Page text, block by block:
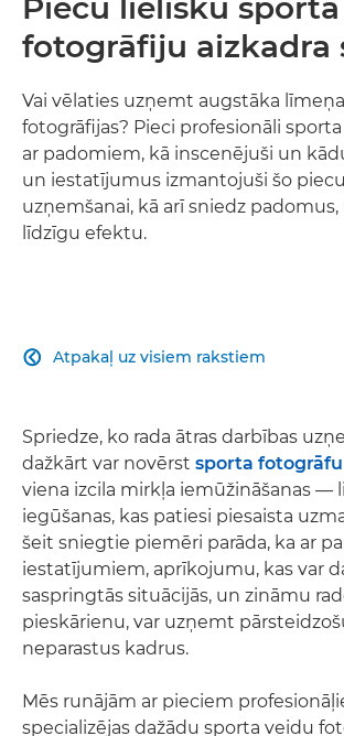
Piecu lielisku sporta
fotogrāfiju aizkadra
Vai vēlaties uzņemt augstāka
fotogrāfijas? Pieci profesionāli
ar padomiem, kā inscenējuši un
un iestatījumus izmantojuši šo
uzņemšanai, kā arī sniedz
līdzīgu efektu.
Atpakaļ uz visiem rakstiem

Spriedze, ko rada ātras darbības
dažkārt var novērst sporta fotogrāfu
viena izcila mirkļa iemūžināšanas —
iegūšanas, kas patiesi piesaista
šeit sniegtie piemēri parāda, ka ar
iestatījumiem, aprīkojumu, kas var
saspringtās situācijās, un zināmu
pieskārienu, var uzņemt
neparastus kadrus.
Mēs runājām ar pieciem
specializējas dažādu sporta veidu